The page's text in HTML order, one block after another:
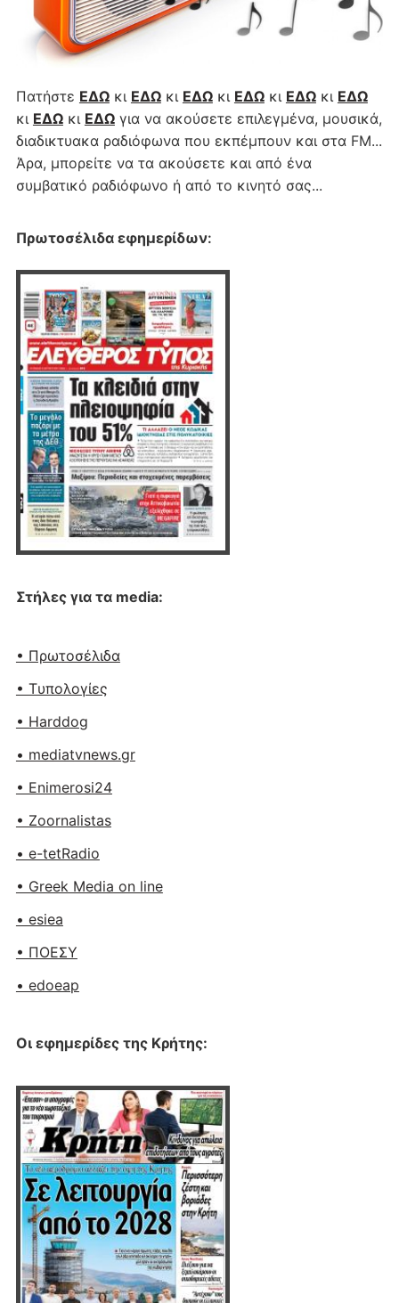
Πατήστε ΕΔΩκι ΕΔΩκι ΕΔΩκι ΕΔΩκι ΕΔΩκι ΕΔΩ
κι ΕΔΩκι ΕΔΩγια να ακούσετε επιλεγμένα, μουσικά,
διαδικτυακα ραδιόφωνα που εκπέμπουν και στα FM...
Άρα, μπορείτε να τα ακούσετε και από ένα
συμβατικό ραδιόφωνο ή από το κινητό σας...
Πρωτοσέλιδα εφημερίδων:
Στήλες για τα media:
• Πρωτοσέλιδα
• Tυπολογίες
• Harddog
• mediatvnews.gr
• Enimerosi24
• Zoornalistas
• e-tetRadio
• Greek Media on line
• esiea
• ΠΟΕΣΥ
• edoeap
Οι εφημερίδες της Κρήτης: